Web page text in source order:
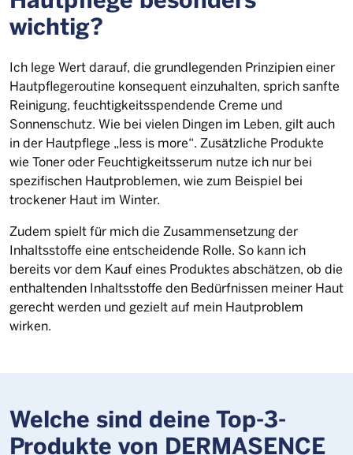
wichtig?
Ich lege Wert darauf, die grundlegenden Prinzipien einer
Hautpflegeroutine konsequent einzuhalten, sprich sanfte
Reinigung, feuchtigkeitsspendende Creme und
Sonnenschutz. Wie bei vielen Dingen im Leben, gilt auch
in der Hautpflege „less is more“. Zusätzliche Produkte
wie Toner oder Feuchtigkeitsserum nutze ich nur bei
spezifischen Hautproblemen, wie zum Beispiel bei
trockener Haut im Winter.
Zudem spielt für mich die Zusammensetzung der
Inhaltsstoffe eine entscheidende Rolle. So kann ich
bereits vor dem Kauf eines Produktes abschätzen, ob die
enthaltenden Inhaltsstoffe den Bedürfnissen meiner Haut
gerecht werden und gezielt auf mein Hautproblem
wirken.
Welche sind deine Top-3-
Produkte von DERMASENCE